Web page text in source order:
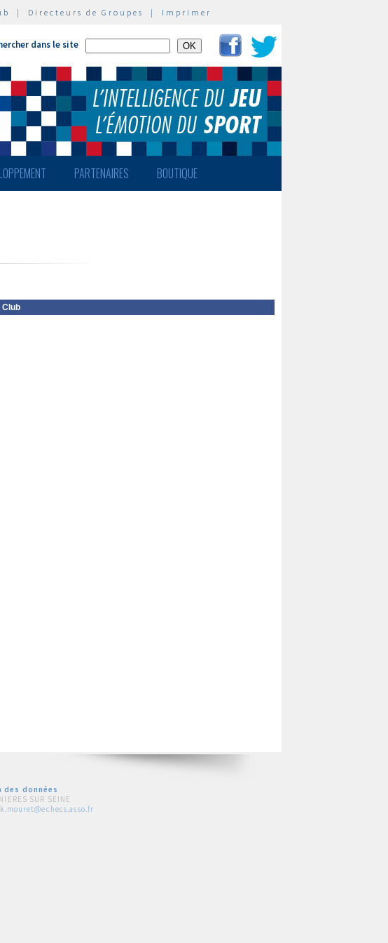
| Directeurs de Groupes | Imprimer
dans le site
PARTENAIRES BOUTIQUE
Club
données
SUR SEINE